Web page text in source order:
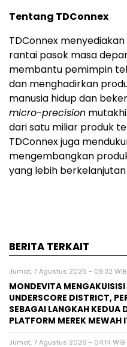
Tentang TDConnex
TDConnex
rantai pasok masa
membantu pemimpin
dan menghadirkan
manusia hidup dan
micro-precision
dari satu miliar produk
TDConnex juga
mengembangkan
yang lebih
BERITA TERKAIT
Jumat, 7 Agustus 2026 - 09:32 WIB
MONDEVITA
UNDERSCORE DISTRICT,
SEBAGAI LANGKAH KEDUA
PLATFORM MEREK MEWAH
Jumat, 7 Agustus 2026 - 04:14 WIB